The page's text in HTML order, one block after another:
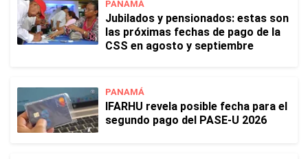
PANAMÁ
Jubilados y pensionados: estas son
las próximas fechas de pago de la
CSS en agosto y septiembre
PANAMÁ
IFARHU revela posible fecha para el
segundo pago del PASE-U 2026